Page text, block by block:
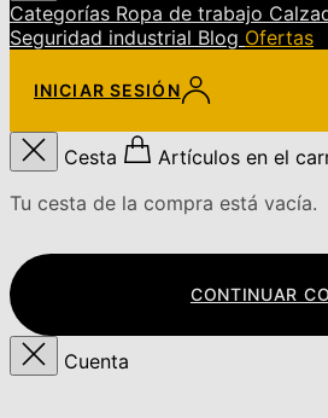
Categorías Ropa de trabajo
Seguridad industrial Blog Ofertas
INICIAR SESIÓN
Cesta
Artículos en el
Tu cesta de la compra está vacía.
CONTINUAR
Cuenta